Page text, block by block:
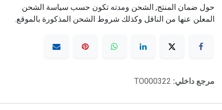
حول ضمان المنتج, الشحن ومدته تكون حسب سياسة الشحن
المعلن عنها من الناقل وكذلك شروط الشحن المذكورة بالموقع.
مرجع داخلي: TO000322